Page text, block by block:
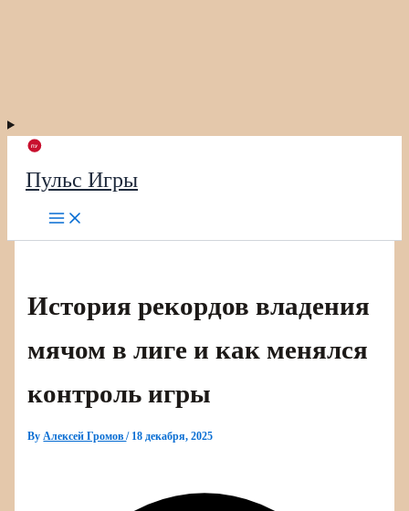
Пульс Игры
История рекордов владения
мячом в лиге и как менялся
контроль игры
By Алексей Громов/ 18 декабря, 2025